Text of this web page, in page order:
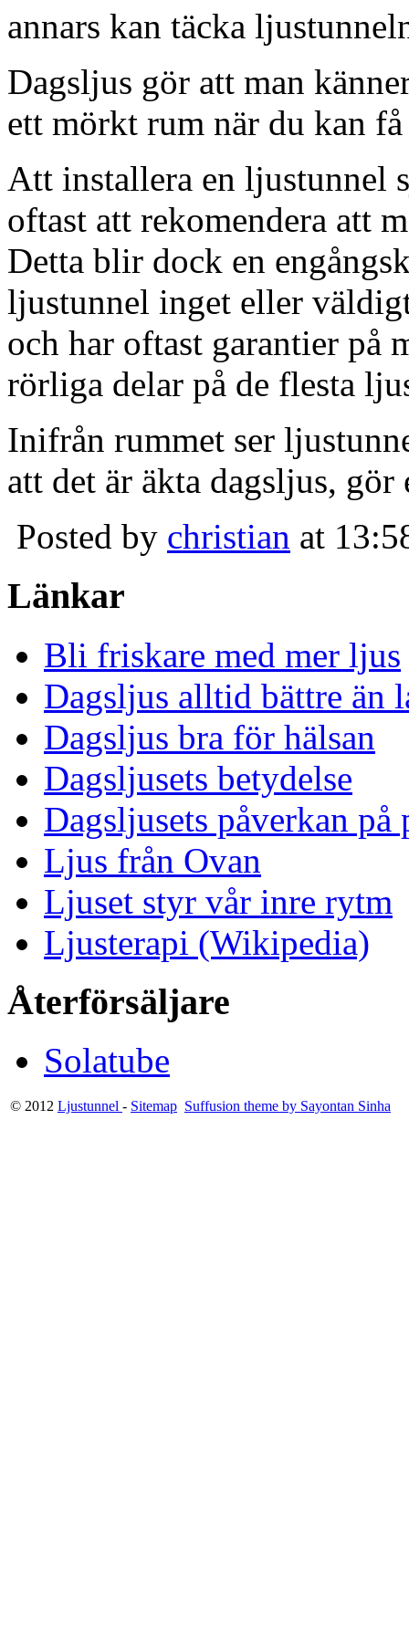
annars kan täcka
Dagsljus gör att man
ett mörkt rum när du kan
Att installera en ljustunnel
oftast att rekomendera att
Detta blir dock en
ljustunnel inget eller
och har oftast garantier på
rörliga delar på de flesta
Inifrån rummet ser
att det är äkta dagsljus,
Posted by christian at
Länkar
Bli friskare med mer ljus
Dagsljus alltid bättre än
Dagsljus bra för hälsan
Dagsljusets betydelse
Dagsljusets påverkan på
Ljus från Ovan
Ljuset styr vår inre rytm
Ljusterapi (Wikipedia)
Återförsäljare
Solatube
© 2012 Ljustunnel - Sitemap Suffusion theme by Sayontan Sinha